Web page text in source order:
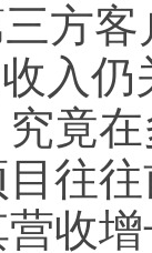
方
入
竟
往
收